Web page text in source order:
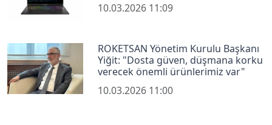
10.03.2026 11:09
ROKETSAN Yönetim Kurulu Başkanı
Yiğit: "Dosta güven, düşmana korku
verecek önemli ürünlerimiz var"
10.03.2026 11:00